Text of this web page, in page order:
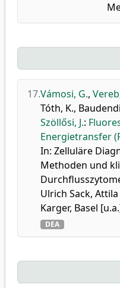
17.Vámosi, G.,
Tóth, K.,
Szöllősi, J.:
Energietransfer
In: Zelluläre
Methoden und
Ulrich Sack,
Karger, Basel
DEA